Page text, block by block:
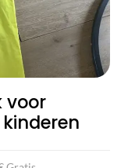
voor